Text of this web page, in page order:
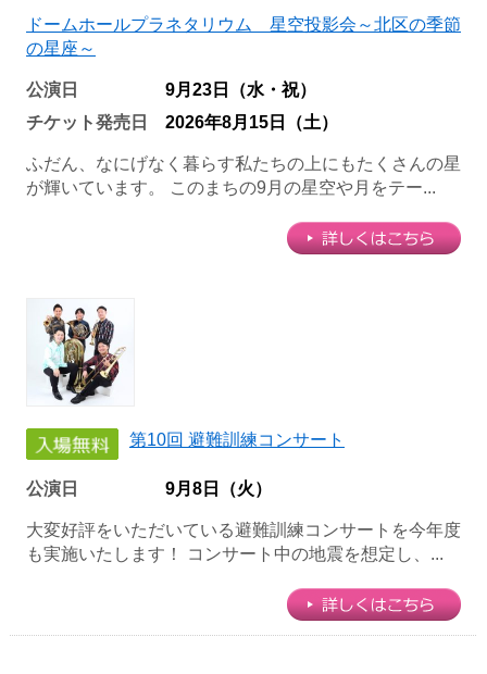
ドームホールプラネタリウム 星空投影会～北区の季節
の星座～
公演日
9月23日（水・祝）
チケット発売日
2026年8月15日（土）
ふだん、なにげなく暮らす私たちの上にもたくさんの星
が輝いています。 このまちの9月の星空や月をテー...
第10回 避難訓練コンサート
公演日 9月8日（火）
大変好評をいただいている避難訓練コンサートを今年度
も実施いたします！ コンサート中の地震を想定し、...